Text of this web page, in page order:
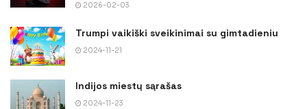
2026-02-03
Trumpi vaikiški sveikinimai su gimtadieniu
2024-11-21
Indijos miestų sąrašas
2024-11-23